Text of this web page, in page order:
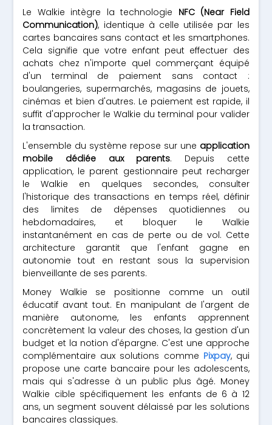
Le Walkie intègre la technologie NFC (Near Field
Communication), identique à celle utilisée par les
cartes bancaires sans contact et les smartphones.
Cela signifie que votre enfant peut effectuer des
achats chez n'importe quel commerçant équipé
d'un terminal de paiement sans contact :
boulangeries, supermarchés, magasins de jouets,
cinémas et bien d'autres. Le paiement est rapide, il
suffit d'approcher le Walkie du terminal pour valider
la transaction.
L'ensemble du système repose sur une application
mobile dédiée aux parents. Depuis cette
application, le parent gestionnaire peut recharger
le Walkie en quelques secondes, consulter
l'historique des transactions en temps réel, définir
des limites de dépenses quotidiennes ou
hebdomadaires, et bloquer le Walkie
instantanément en cas de perte ou de vol. Cette
architecture garantit que l'enfant gagne en
autonomie tout en restant sous la supervision
bienveillante de ses parents.
Money Walkie se positionne comme un outil
éducatif avant tout. En manipulant de l'argent de
manière autonome, les enfants apprennent
concrètement la valeur des choses, la gestion d'un
budget et la notion d'épargne. C'est une approche
complémentaire aux solutions comme Pixpay, qui
propose une carte bancaire pour les adolescents,
mais qui s'adresse à un public plus âgé. Money
Walkie cible spécifiquement les enfants de 6 à 12
ans, un segment souvent délaissé par les solutions
bancaires classiques.